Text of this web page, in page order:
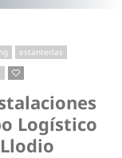
estanterías
Logístico